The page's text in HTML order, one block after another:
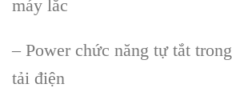
máy lắc
– Power chức năng tự tắt
tải điện